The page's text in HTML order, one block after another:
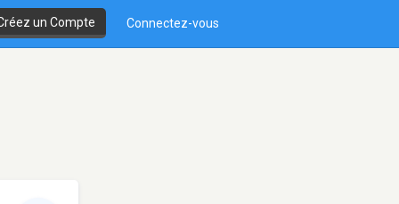
un Compte Connectez-vous